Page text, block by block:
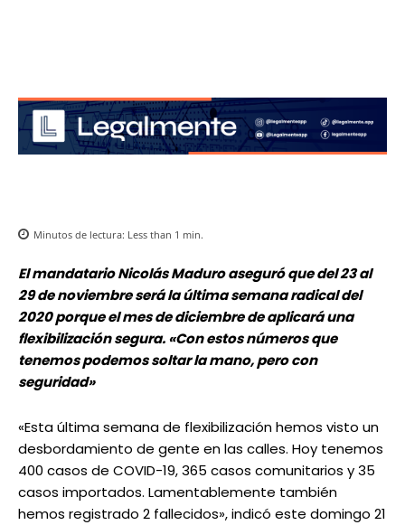
Minutos de lectura: Less than 1 min.
El mandatario Nicolás Maduro aseguró que del 23 al
29 de noviembre será la última semana radical del
2020 porque el mes de diciembre de aplicará una
flexibilización segura.«Con estos números que
tenemos podemos soltar la mano, pero con
seguridad»
«Esta última semana de flexibilización hemos visto un
desbordamiento de gente en las calles. Hoy tenemos
400 casos de COVID-19, 365 casos comunitarios y 35
casos importados. Lamentablemente también
hemos registrado 2 fallecidos», indicó este domingo 21